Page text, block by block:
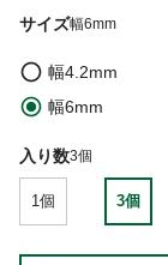
サイズ幅6mm
幅4.2mm
幅6mm
入り数3個
1個 3個